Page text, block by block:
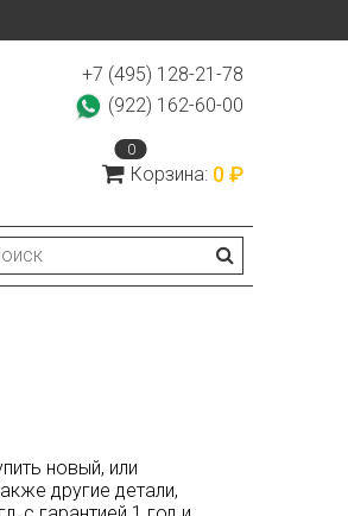
+7 (495) 128-21-78
(922) 162-60-00
0
Корзина: 0 ₽
новый, или
другие детали,